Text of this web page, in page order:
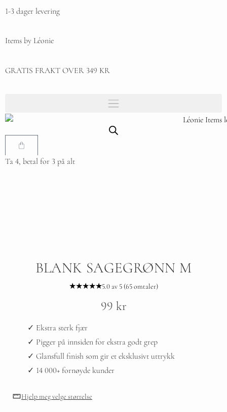
1-3 dager levering
Items by Léonie
GRATIS FRAKT OVER 349 KR
Ta 4, betal for 3 på alt
BLANK SAGEGRØNN M
★★★★★5.0 av 5 (65 omtaler)
99 kr
✓ Ekstra sterk fjær
✓ Pigger på innsiden for ekstra godt grep
✓ Glansfull finish som gir et eksklusivt uttrykk
✓ 14 000+ fornøyde kunder
Hjelp meg velge størrelse